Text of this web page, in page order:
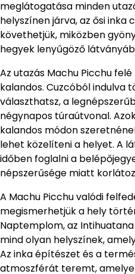
meglátogatása minden
helyszínen járva, az ősi inka
követhetjük, miközben
hegyek lenyűgöző
Az utazás Machu Picchu
kalandos. Cuzcóból indulva
választhatsz, a
négynapos túraútvonal.
kalandos módon
lehet közelíteni a helyet. A
időben foglalni a
népszerűsége miatt
A Machu Picchu valódi
megismerhetjük a hely
Naptemplom, az
mind olyan helyszínek,
Az inka építészet és a
atmoszférát teremt,